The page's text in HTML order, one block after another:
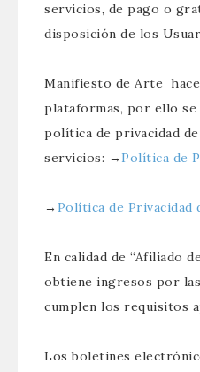
servicios, de pago o
disposición de los
Manifiesto de Arte
plataformas, por ello
política de privacidad
servicios: →Política de
→ Política de Privacidad
En calidad de “Afiliado
obtiene ingresos por
cumplen los requisitos
Los boletines